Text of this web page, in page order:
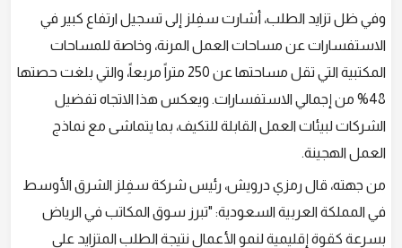
وفي ظل تزايد الطلب، أشارت سفِلز إلى تسجيل ارتفاع كبير في
الاستفسارات عن مساحات العمل المرنة، وخاصة للمساحات
المكتبية التي تقل مساحتها عن 250 متراً مربعاً، والتي بلغت حصتها
48% من إجمالي الاستفسارات. ويعكس هذا الاتجاه تفضيل
الشركات لبيئات العمل القابلة للتكيف، بما يتماشى مع نماذج
العمل الهجينة.
من جهته، قال رمزي درويش، رئيس شركة سفِلز الشرق الأوسط
في المملكة العربية السعودية: "تبرز سوق المكاتب في الرياض
بسرعة كقوة إقليمية لنمو الأعمال نتيجة الطلب المتزايد على